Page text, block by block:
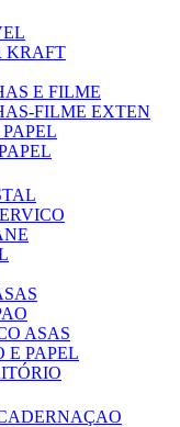
KRAFT
E FILME
FILME EXTEN
ASAS
E PAPEL